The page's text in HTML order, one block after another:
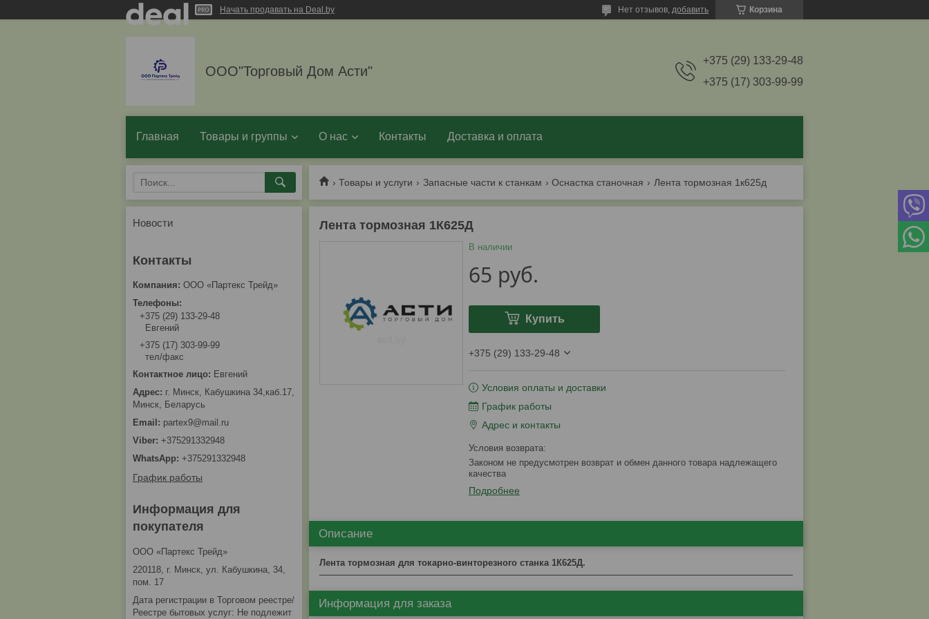
Начать продавать на Deal.by Корзина
Нет отзывов, добавить
ООО"Торговый Дом Асти"
+375 (29) 133-29-48
+375 (17) 303-99-99
Главная Товары и группы О нас Контакты Доставка и оплата
Товары и услуги Запасные части к станкам Оснастка станочная Лента тормозная 1к625д
Лента тормозная 1К625Д
В наличии
65 руб.
Купить
+375 (29) 133-29-48
Условия оплаты и доставки
График работы
Адрес и контакты
Законом не предусмотрен возврат и обмен данного товара надлежащего
качества
Подробнее
Описание
Лента тормозная для токарно-винторезного станка 1К625Д.
Информация для заказа
Новости
ООО «Партекс Трейд»
+375 (29) 133-29-48
Евгений
+375 (17) 303-99-99
тел/факс
Евгений
г. Минск, Кабушкина 34,каб.17,
Минск, Беларусь
partex9@mail.ru
+375291332948
+375291332948
График работы
Информация для
покупателя
ООО «Партекс Трейд»
220118, г. Минск, ул. Кабушкина, 34,
пом. 17
Дата регистрации в Торговом реестре/
Реестре бытовых услуг: Не подлежит